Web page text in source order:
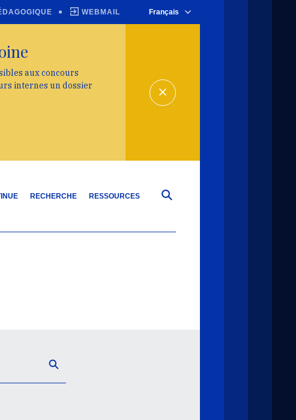
RECHERCHE RESSOURCES
WEBMAIL Français
aux concours
internes un dossier